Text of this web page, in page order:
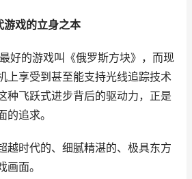
戏的立身之本
好的游戏叫《俄罗斯方块》，而现
上享受到甚至能支持光线追踪技术
种飞跃式进步背后的驱动力，正是
的追求。
越时代的、细腻精湛的、极具东方
面。